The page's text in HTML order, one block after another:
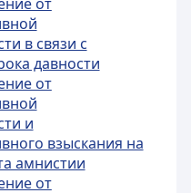
в связи с
давности
от
и
взыскания на
амнистии
от